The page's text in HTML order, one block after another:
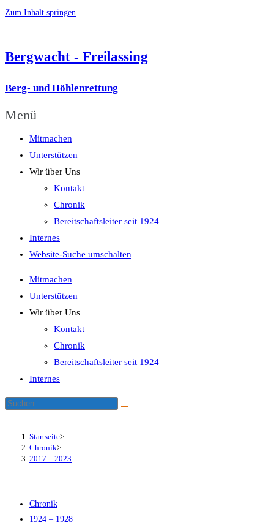
Zum Inhalt springen
Bergwacht - Freilassing
Berg- und Höhlenrettung
Menü
Mitmachen
Unterstützen
Wir über Uns
Kontakt
Chronik
Bereitschaftsleiter seit 1924
Internes
Website-Suche umschalten
Mitmachen
Unterstützen
Wir über Uns
Kontakt
Chronik
Bereitschaftsleiter seit 1924
Internes
Startseite>
Chronik>
2017 – 2023
Chronik
1924 – 1928